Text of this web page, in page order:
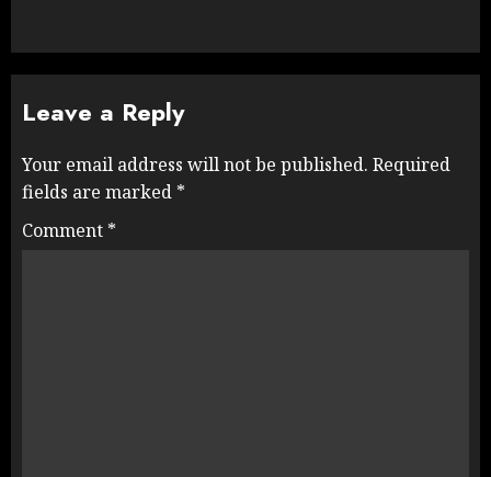
Leave a Reply
Your email address will not be published. Required
fields are marked *
Comment *